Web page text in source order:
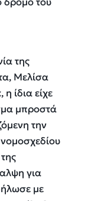
της
Μελίσα
ίδια είχε
μπροστά
την
για
με